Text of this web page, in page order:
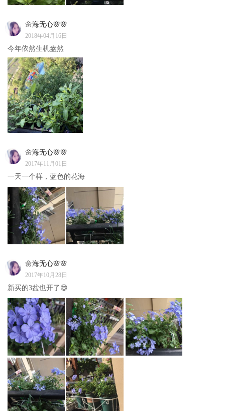
🌼海无心🌸🌸
2018年04月16日
今年依然生机盎然
🌼海无心🌸🌸
2017年11月01日
一天一个样，蓝色的花海
🌼海无心🌸🌸
2017年10月28日
新买的3盆也开了😄